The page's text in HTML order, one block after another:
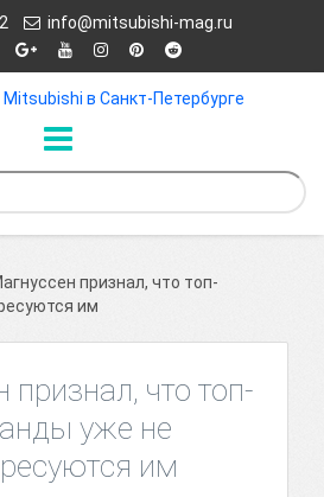
info@mitsubishi-mag.ru
признал, что топ-
им
признал, что топ-
уже не
им